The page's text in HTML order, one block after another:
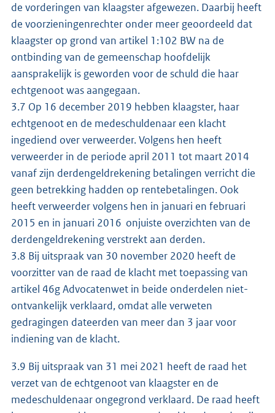
de vorderingen van klaagster afgewezen. Daarbij heeft
de voorzieningenrechter onder meer geoordeeld dat
klaagster op grond van artikel 1:102 BW na de
ontbinding van de gemeenschap hoofdelijk
aansprakelijk is geworden voor de schuld die haar
echtgenoot was aangegaan.
3.7 Op 16 december 2019 hebben klaagster, haar
echtgenoot en de medeschuldenaar een klacht
ingediend over verweerder. Volgens hen heeft
verweerder in de periode april 2011 tot maart 2014
vanaf zijn derdengeldrekening betalingen verricht die
geen betrekking hadden op rentebetalingen. Ook
heeft verweerder volgens hen in januari en februari
2015 en in januari 2016 onjuiste overzichten van de
derdengeldrekening verstrekt aan derden.
3.8 Bij uitspraak van 30 november 2020 heeft de
voorzitter van de raad de klacht met toepassing van
artikel 46g Advocatenwet in beide onderdelen niet-
ontvankelijk verklaard, omdat alle verweten
gedragingen dateerden van meer dan 3 jaar voor
indiening van de klacht.
3.9 Bij uitspraak van 31 mei 2021 heeft de raad het
verzet van de echtgenoot van klaagster en de
medeschuldenaar ongegrond verklaard. De raad heeft